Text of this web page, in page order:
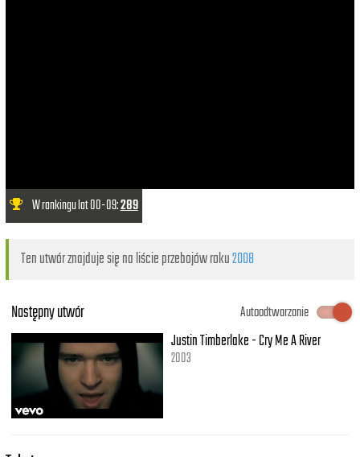
W rankingu lat 00-09:289
Ten utwór znajduje się na liście przebojów roku2008
Następny utwór
Autoodtwarzanie
Justin Timberlake - Cry Me A River
2003